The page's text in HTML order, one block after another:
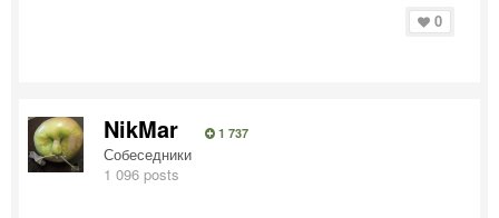
0
NikMar 1 737
Собеседники
1 096 posts